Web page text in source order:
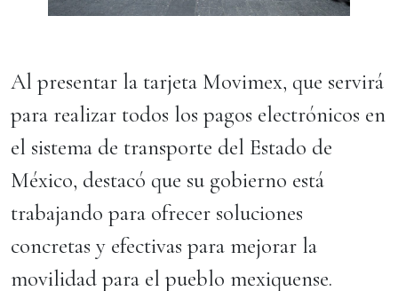
Al presentar la tarjeta Movimex, que servirá
para realizar todos los pagos electrónicos en
el sistema de transporte del Estado de
México, destacó que su gobierno está
trabajando para ofrecer soluciones
concretas y efectivas para mejorar la
movilidad para el pueblo mexiquense.